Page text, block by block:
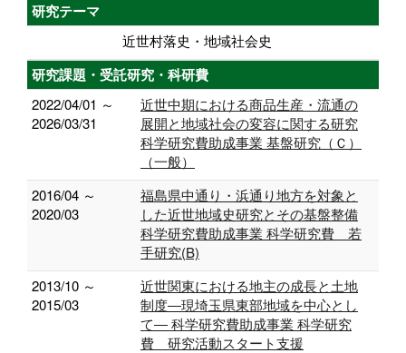
研究テーマ
近世村落史・地域社会史
研究課題・受託研究・科研費
2022/04/01 ～
2026/03/31
近世中期における商品生産・流通の
展開と地域社会の変容に関する研究
科学研究費助成事業 基盤研究（Ｃ）
（一般）
2016/04 ～
2020/03
福島県中通り・浜通り地方を対象と
した近世地域史研究とその基盤整備
科学研究費助成事業 科学研究費 若
手研究(B)
2013/10 ～
2015/03
近世関東における地主の成長と土地
制度―現埼玉県東部地域を中心とし
て― 科学研究費助成事業 科学研究
費 研究活動スタート支援